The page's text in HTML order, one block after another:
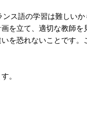
ンス語の学習は難しい
画を立て、適切な教師
を恐れないことです
。